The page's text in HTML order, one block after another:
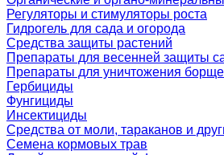
Регуляторы и стимуляторы роста
Гидрогель для сада и огорода
Средства защиты растений
Препараты для весенней защиты
Препараты для уничтожения
Гербициды
Фунгициды
Инсектициды
Средства от моли, тараканов и
Семена кормовых трав